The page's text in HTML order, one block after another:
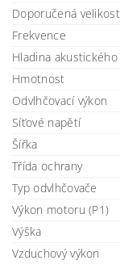
Doporučená
Frekvence
Hladina akustického
Hmotnost
Odvlhčovací výkon
Síťové napětí
Šířka
Třída ochrany
Typ odvlhčovače
Výkon motoru (P1)
Výška
Vzduchový výkon